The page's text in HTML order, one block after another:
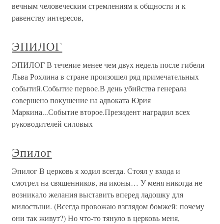
вечным человеческим стремлениям к общности и к
равенству интересов,
ЭПИЛОГ
ЭПИЛОГ В течение менее чем двух недель после гибели
Льва Рохлина в стране произошел ряд примечательных
событий.Событие первое.В день убийства генерала
совершено покушение на адвоката Юрия
Маркина...Событие второе.Президент наградил всех
руководителей силовых
Эпилог
Эпилог В церковь я ходил всегда. Стоял у входа и
смотрел на священников, на иконы… У меня никогда не
возникало желания выставить вперед ладошку для
милостыни. (Всегда провожаю взглядом бомжей: почему
они так живут?) Но что-то тянуло в церковь меня,